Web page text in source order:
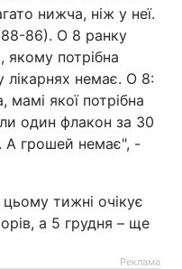
нижча, ніж у неї.
86). О 8 ранку
якому потрібна
лікарнях немає. О 8:
мамі якої потрібна
один флакон за 30
А грошей немає", -
тижні очікує
а 5 грудня – ще
Реклама